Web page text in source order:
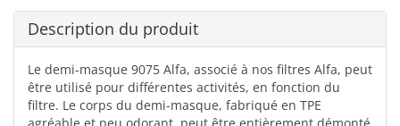
Description du produit
Le demi-masque 9075 Alfa, associé à nos filtres Alfa, peut
être utilisé pour différentes activités, en fonction du
filtre. Le corps du demi-masque, fabriqué en TPE